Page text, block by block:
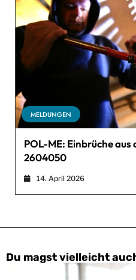
MELDUNGEN
POL-ME: Einbrüche
2604050
14. April 2026
Du magst vielleicht